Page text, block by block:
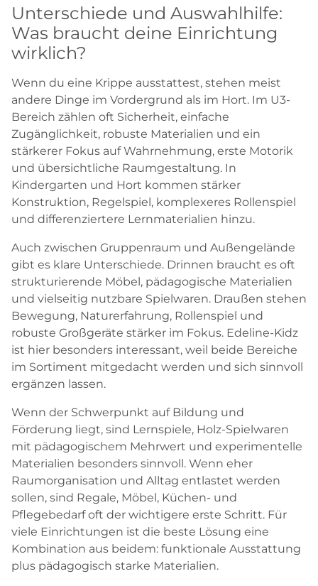
Unterschiede und Auswahlhilfe:
Was braucht deine Einrichtung
wirklich?
Wenn du eine Krippe ausstattest, stehen meist
andere Dinge im Vordergrund als im Hort. Im U3-
Bereich zählen oft Sicherheit, einfache
Zugänglichkeit, robuste Materialien und ein
stärkerer Fokus auf Wahrnehmung, erste Motorik
und übersichtliche Raumgestaltung. In
Kindergarten und Hort kommen stärker
Konstruktion, Regelspiel, komplexeres Rollenspiel
und differenziertere Lernmaterialien hinzu.
Auch zwischen Gruppenraum und Außengelände
gibt es klare Unterschiede. Drinnen braucht es oft
strukturierende Möbel, pädagogische Materialien
und vielseitig nutzbare Spielwaren. Draußen stehen
Bewegung, Naturerfahrung, Rollenspiel und
robuste Großgeräte stärker im Fokus. Edeline-Kidz
ist hier besonders interessant, weil beide Bereiche
im Sortiment mitgedacht werden und sich sinnvoll
ergänzen lassen.
Wenn der Schwerpunkt auf Bildung und
Förderung liegt, sind Lernspiele, Holz-Spielwaren
mit pädagogischem Mehrwert und experimentelle
Materialien besonders sinnvoll. Wenn eher
Raumorganisation und Alltag entlastet werden
sollen, sind Regale, Möbel, Küchen- und
Pflegebedarf oft der wichtigere erste Schritt. Für
viele Einrichtungen ist die beste Lösung eine
Kombination aus beidem: funktionale Ausstattung
plus pädagogisch starke Materialien.